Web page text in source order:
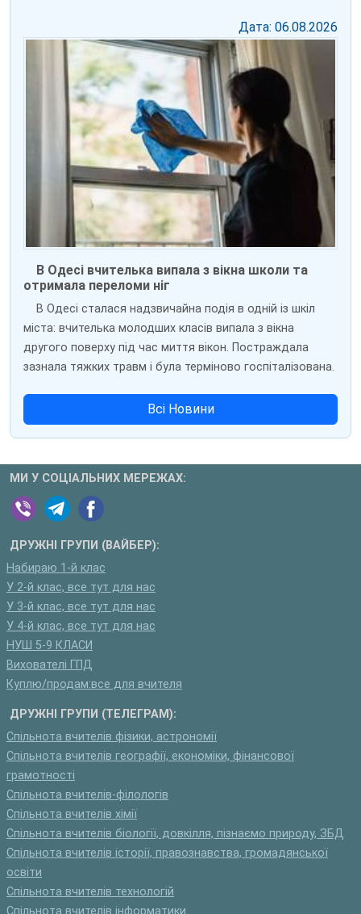
Дата: 06.08.2026
В Одесі вчителька випала з вікна школи та
отримала переломи ніг
В Одесі сталася надзвичайна подія в одній із шкіл
міста: вчителька молодших класів випала з вікна
другого поверху під час миття вікон. Постраждала
зазнала тяжких травм і була терміново госпіталізована.
Всі Новини
МИ У СОЦІАЛЬНИХ МЕРЕЖАХ:
ДРУЖНІ ГРУПИ (ВАЙБЕР):
Набираю 1-й клас
У 2-й клас, все тут для нас
У 3-й клас, все тут для нас
У 4-й клас, все тут для нас
НУШ 5-9 КЛАСИ
Вихователі ГПД
Куплю/продам:все для вчителя
ДРУЖНІ ГРУПИ (ТЕЛЕГРАМ):
Спільнота вчителів фізики, астрономії
Спільнота вчителів географії, економіки, фінансової
грамотності
Спільнота вчителів-філологів
Спільнота вчителів хімії
Спільнота вчителів біології, довкілля, пізнаємо природу, ЗБД
Спільнота вчителів історії, правознавства, громадянської
освіти
Спільнота вчителів технологій
Спільнота вчителів інформатики